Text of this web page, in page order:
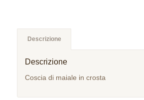
Descrizione
Descrizione
Coscia di maiale in crosta